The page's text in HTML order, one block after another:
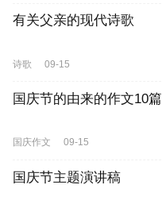
有关父亲的现代诗歌
诗歌 09-15
国庆节的由来的作文10篇
国庆作文 09-15
国庆节主题演讲稿